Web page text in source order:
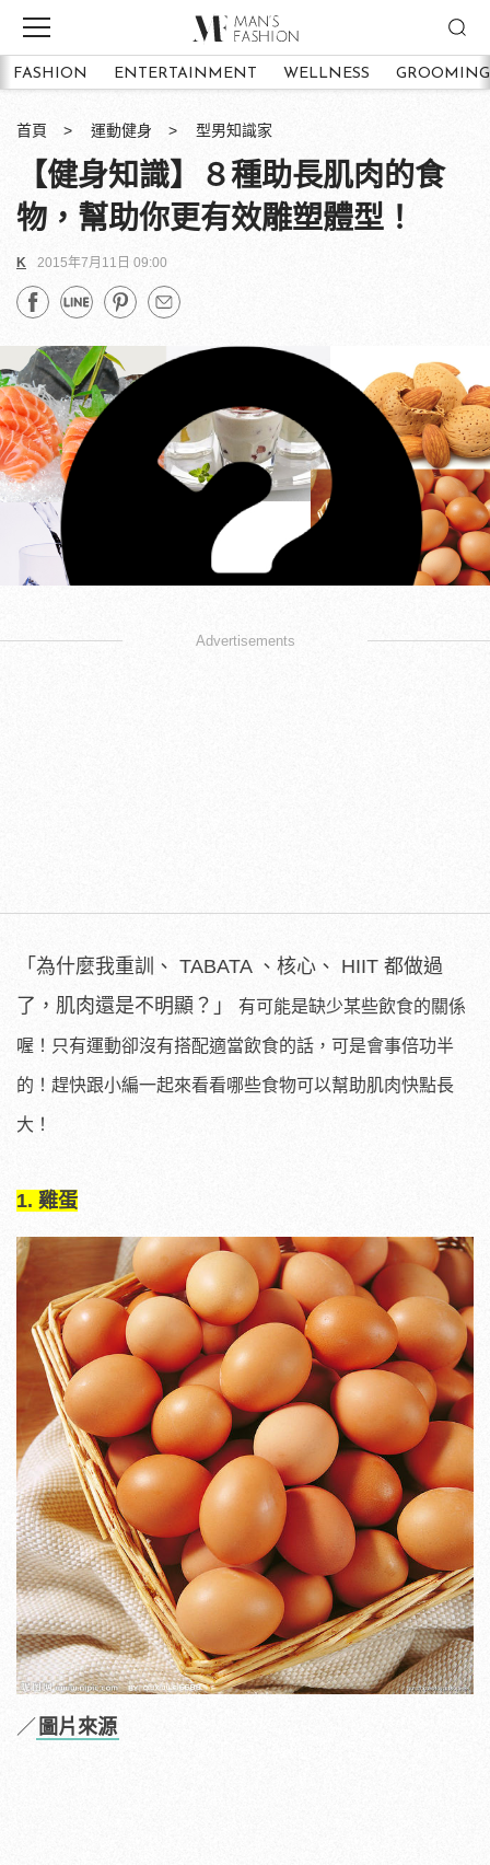
FASHION ENTERTAINMENT WELLNESS GROOMING
首頁 運動健身 型男知識家
【健身知識】８種助長肌肉的食
物，幫助你更有效雕塑體型！
K 2015年7月11日 09:00
Advertisements
「為什麼我重訓、 TABATA 、核心、 HIIT 都做過
了，肌肉還是不明顯？」
有可能是缺少某些飲食的關係
喔！只有運動卻沒有搭配適當飲食的話，可是會事倍功半
的！趕快跟小編一起來看看哪些食物可以幫助肌肉快點長
大！
1. 雞蛋
／ 圖片來源